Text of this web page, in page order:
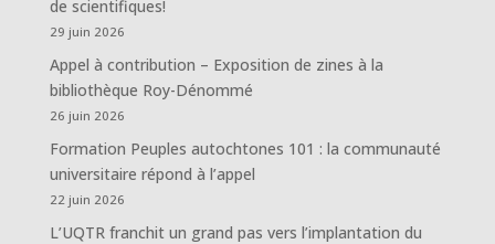
de scientifiques!
29 juin 2026
Appel à contribution – Exposition de zines à la
bibliothèque Roy-Dénommé
26 juin 2026
Formation Peuples autochtones 101 : la communauté
universitaire répond à l’appel
22 juin 2026
L’UQTR franchit un grand pas vers l’implantation du